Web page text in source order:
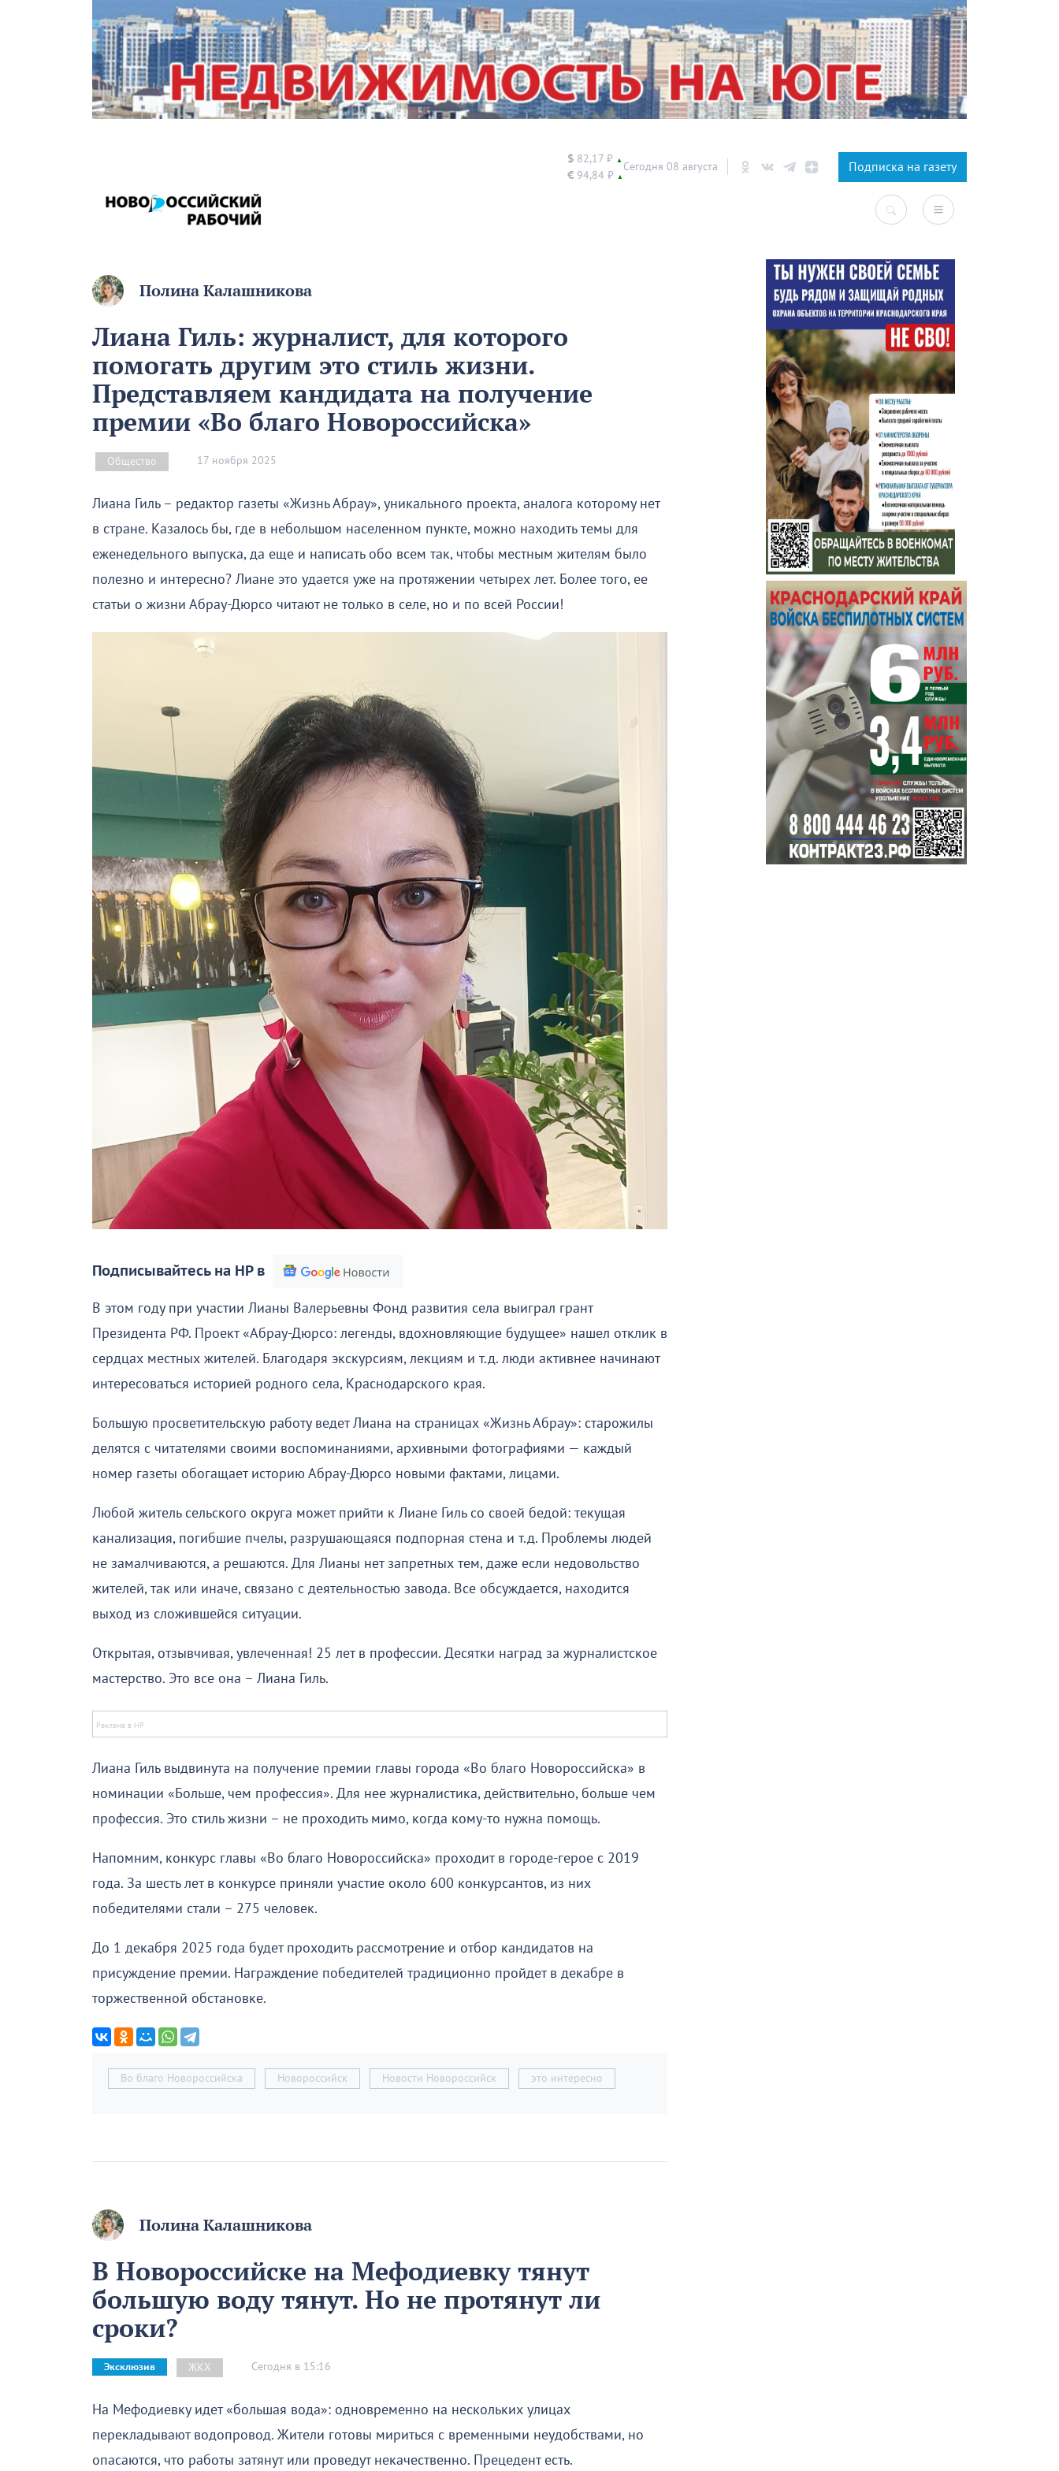
$ 82,17 ₽ ▲
€ 94,84 ₽ ▲
Сегодня 08 августа Подписка на газету
Полина Калашникова
Лиана Гиль: журналист, для которого
помогать другим это стиль жизни.
Представляем кандидата на получение
премии «Во благо Новороссийска»
Общество 17 ноября 2025
Лиана Гиль – редактор газеты «Жизнь Абрау», уникального проекта, аналога которому нет
в стране. Казалось бы, где в небольшом населенном пункте, можно находить темы для
еженедельного выпуска, да еще и написать обо всем так, чтобы местным жителям было
полезно и интересно? Лиане это удается уже на протяжении четырех лет. Более того, ее
статьи о жизни Абрау-Дюрсо читают не только в селе, но и по всей России!
Подписывайтесь на НР в
В этом году при участии Лианы Валерьевны Фонд развития села выиграл грант
Президента РФ. Проект «Абрау-Дюрсо: легенды, вдохновляющие будущее» нашел отклик в
сердцах местных жителей. Благодаря экскурсиям, лекциям и т.д. люди активнее начинают
интересоваться историей родного села, Краснодарского края.
Большую просветительскую работу ведет Лиана на страницах «Жизнь Абрау»: старожилы
делятся с читателями своими воспоминаниями, архивными фотографиями — каждый
номер газеты обогащает историю Абрау-Дюрсо новыми фактами, лицами.
Любой житель сельского округа может прийти к Лиане Гиль со своей бедой: текущая
канализация, погибшие пчелы, разрушающаяся подпорная стена и т.д. Проблемы людей
не замалчиваются, а решаются. Для Лианы нет запретных тем, даже если недовольство
жителей, так или иначе, связано с деятельностью завода. Все обсуждается, находится
выход из сложившейся ситуации.
Открытая, отзывчивая, увлеченная! 25 лет в профессии. Десятки наград за журналистское
мастерство. Это все она – Лиана Гиль.
Лиана Гиль выдвинута на получение премии главы города «Во благо Новороссийска» в
номинации «Больше, чем профессия». Для нее журналистика, действительно, больше чем
профессия. Это стиль жизни – не проходить мимо, когда кому-то нужна помощь.
Напомним, конкурс главы «Во благо Новороссийска» проходит в городе-герое с 2019
года. За шесть лет в конкурсе приняли участие около 600 конкурсантов, из них
победителями стали – 275 человек.
До 1 декабря 2025 года будет проходить рассмотрение и отбор кандидатов на
присуждение премии. Награждение победителей традиционно пройдет в декабре в
торжественной обстановке.
Во благо Новороссийска Новороссийск Новости Новороссийск это интересно
Полина Калашникова
В Новороссийске на Мефодиевку тянут
большую воду тянут. Но не протянут ли
сроки?
Эксклюзив ЖКХ Сегодня в 15:16
На Мефодиевку идет «большая вода»: одновременно на нескольких улицах
перекладывают водопровод. Жители готовы мириться с временными неудобствами, но
опасаются, что работы затянут или проведут некачественно. Прецедент есть.